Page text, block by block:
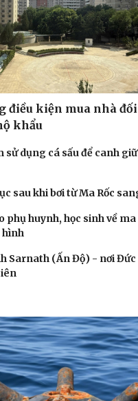
điều kiện mua nhà
khẩu
sử dụng cá sấu để canh
sau khi bơi từ Ma Rốc
phụ huynh, học sinh về ma
hình
Sarnath (Ấn Độ) - nơi Đức